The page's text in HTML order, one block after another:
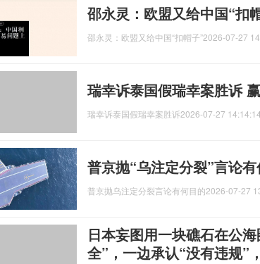
邵永灵：欧盟又给中国“扣
邵永灵：欧盟又给中国“扣帽子”2026-07-27
瑞幸诉泰国假瑞幸案胜诉
瑞幸诉泰国假瑞幸案胜诉2026-07-27 14:14:14
普京抛“乌注定分裂”言论
普京抛乌注定分裂言论有何目的2026-07-27
日本妄图用一块礁石在公
全”，一边承认“没有违规”